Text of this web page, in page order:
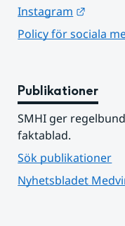
Instagram
Policy för sociala
Publikationer
SMHI ger
faktablad.
Sök publikationer
Nyhetsbladet